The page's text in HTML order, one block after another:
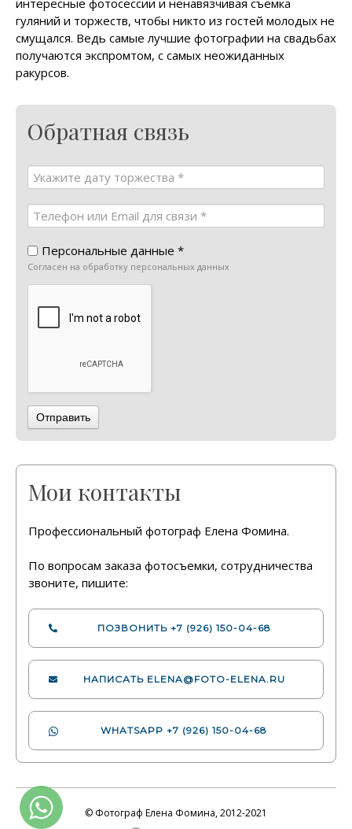
гуляний и торжеств, чтобы никто из гостей молодых не
смущался. Ведь самые лучшие фотографии на свадьбах
получаются экспромтом, с самых неожиданных
ракурсов.
Обратная связь
Персональные данные *
Согласен на обработку персональных данных
Отправить
Мои контакты
Профессиональный фотограф Елена Фомина.
По вопросам заказа фотосъемки, сотрудничества
звоните, пишите:
ПОЗВОНИТЬ +7 (926) 150-04-68
НАПИСАТЬ ELENA@FOTO-ELENA.RU
WHATSAPP +7 (926) 150-04-68
© Фотограф Елена Фомина, 2012-2021